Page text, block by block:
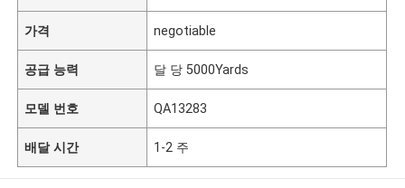
가격 negotiable
공급 능력 달 당 5000Yards
모델 번호 QA13283
배달 시간 1-2 주